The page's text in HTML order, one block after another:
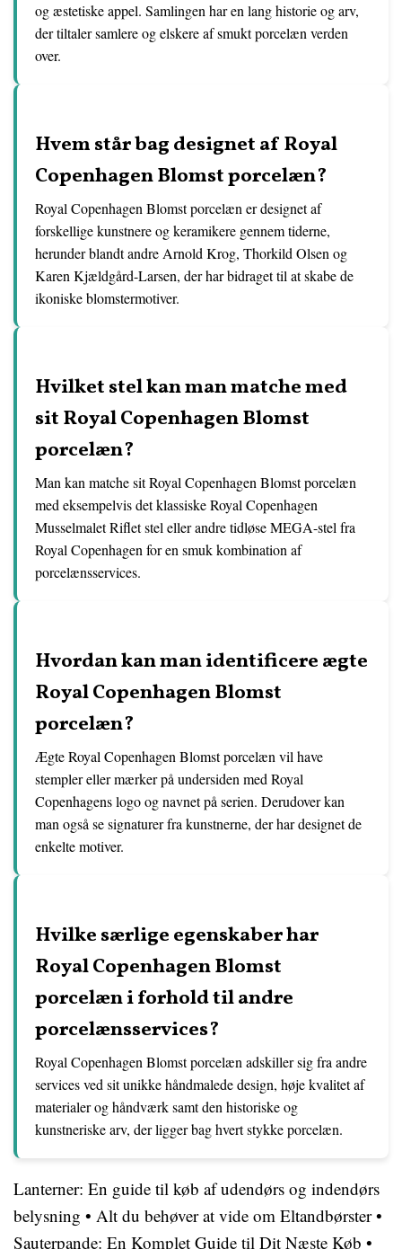
og æstetiske appel. Samlingen har en lang historie og arv,
der tiltaler samlere og elskere af smukt porcelæn verden
over.
Hvem står bag designet af Royal
Copenhagen Blomst porcelæn?
Royal Copenhagen Blomst porcelæn er designet af
forskellige kunstnere og keramikere gennem tiderne,
herunder blandt andre Arnold Krog, Thorkild Olsen og
Karen Kjældgård-Larsen, der har bidraget til at skabe de
ikoniske blomstermotiver.
Hvilket stel kan man matche med
sit Royal Copenhagen Blomst
porcelæn?
Man kan matche sit Royal Copenhagen Blomst porcelæn
med eksempelvis det klassiske Royal Copenhagen
Musselmalet Riflet stel eller andre tidløse MEGA-stel fra
Royal Copenhagen for en smuk kombination af
porcelænsservices.
Hvordan kan man identificere ægte
Royal Copenhagen Blomst
porcelæn?
Ægte Royal Copenhagen Blomst porcelæn vil have
stempler eller mærker på undersiden med Royal
Copenhagens logo og navnet på serien. Derudover kan
man også se signaturer fra kunstnerne, der har designet de
enkelte motiver.
Hvilke særlige egenskaber har
Royal Copenhagen Blomst
porcelæn i forhold til andre
porcelænsservices?
Royal Copenhagen Blomst porcelæn adskiller sig fra andre
services ved sit unikke håndmalede design, høje kvalitet af
materialer og håndværk samt den historiske og
kunstneriske arv, der ligger bag hvert stykke porcelæn.
Lanterner: En guide til køb af udendørs og indendørs
belysning • Alt du behøver at vide om Eltandbørster•
Sauterpande: En Komplet Guide til Dit Næste Køb •